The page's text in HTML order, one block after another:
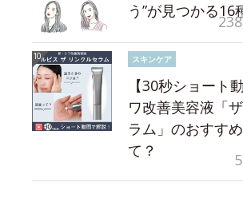
う”が見つかる16
スキンケア
【30秒ショート
ワ改善美容液「
ラム」のおすす
て？